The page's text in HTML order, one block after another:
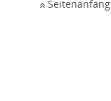
Seitenanfang